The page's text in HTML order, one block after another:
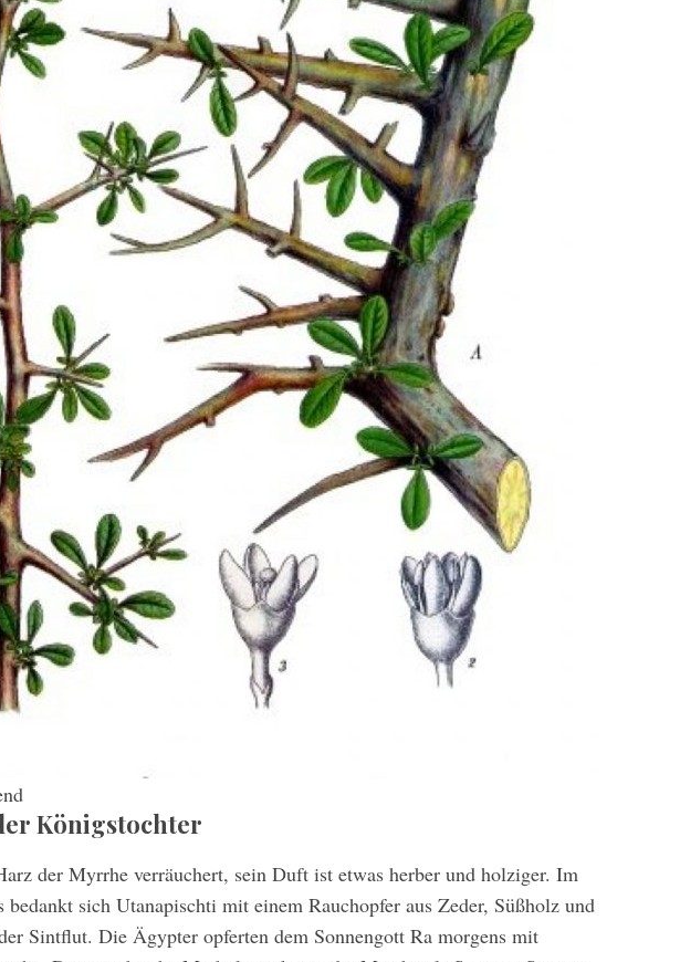
Königstochter
der Myrrhe verräuchert, sein Duft ist etwas herber und holziger. Im
bedankt sich Utanapischti mit einem Rauchopfer aus Zeder, Süßholz und
Sintflut. Die Ägypter opferten dem Sonnengott Ra morgens mit